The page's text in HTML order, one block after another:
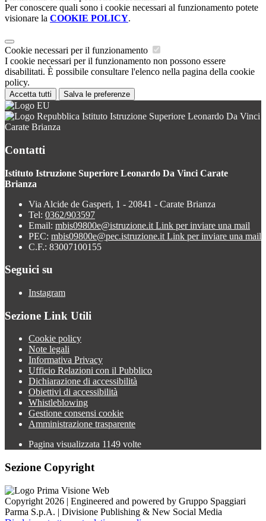
Per conoscere quali sono i cookie necessari al funzionamento potete
visionare la COOKIE POLICY.
Cookie necessari per il funzionamento
I cookie necessari per il funzionamento non possono essere
disabilitati. È possibile consultare l'elenco nella pagina della cookie
policy.
Accetta tutti Salva le preferenze
Istituto Istruzione Superiore Leonardo Da Vinci
Carate Brianza
Contatti
Istituto Istruzione Superiore Leonardo Da Vinci Carate
Brianza
Via Alcide de Gasperi, 1 - 20841 - Carate Brianza
Tel: 0362/903597
Email: mbis09800e@istruzione.it Link per inviare una mail
PEC: mbis09800e@pec.istruzione.it Link per inviare una mail
C.F.: 83007100155
Seguici su
Instagram
Sezione Link Utili
Cookie policy
Note legali
Informativa Privacy
Ufficio Relazioni con il Pubblico
Dichiarazione di accessibilità
Obiettivi di accessibilità
Whistleblowing
Gestione consensi cookie
Amministrazione trasparente
Pagina visualizzata 1149 volte
Sezione Copyright
Copyright 2026 | Engineered and powered by Gruppo Spaggiari
Parma S.p.A. | Divisione Publishing & New Social Media